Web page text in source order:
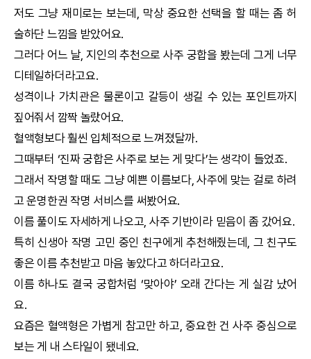
저도 그냥 재미로는 보는데, 막상 중요한 선택을 할 때는 좀 허
술하단 느낌을 받았어요.
그러다 어느 날, 지인의 추천으로 사주 궁합을 봤는데 그게 너무
디테일하더라고요.
성격이나 가치관은 물론이고 갈등이 생길 수 있는 포인트까지
짚어줘서 깜짝 놀랐어요.
혈액형보다 훨씬 입체적으로 느껴졌달까.
그때부터 ‘진짜궁합은 사주로 보는 게 맞다’는 생각이 들었죠.
그래서작명할 때도 그냥 예쁜 이름보다, 사주에 맞는 걸로 하려
고운명한권 작명 서비스를 써봤어요.
이름 풀이도 자세하게 나오고, 사주 기반이라 믿음이 좀 갔어요.
특히 신생아 작명 고민 중인 친구에게 추천해줬는데, 그 친구도
좋은 이름 추천받고 마음 놓았다고 하더라고요.
이름 하나도 결국 궁합처럼 ‘맞아야’ 오래 간다는 게 실감 났어
요.
요즘은 혈액형은 가볍게 참고만 하고, 중요한 건 사주 중심으로
보는 게 내 스타일이 됐네요.